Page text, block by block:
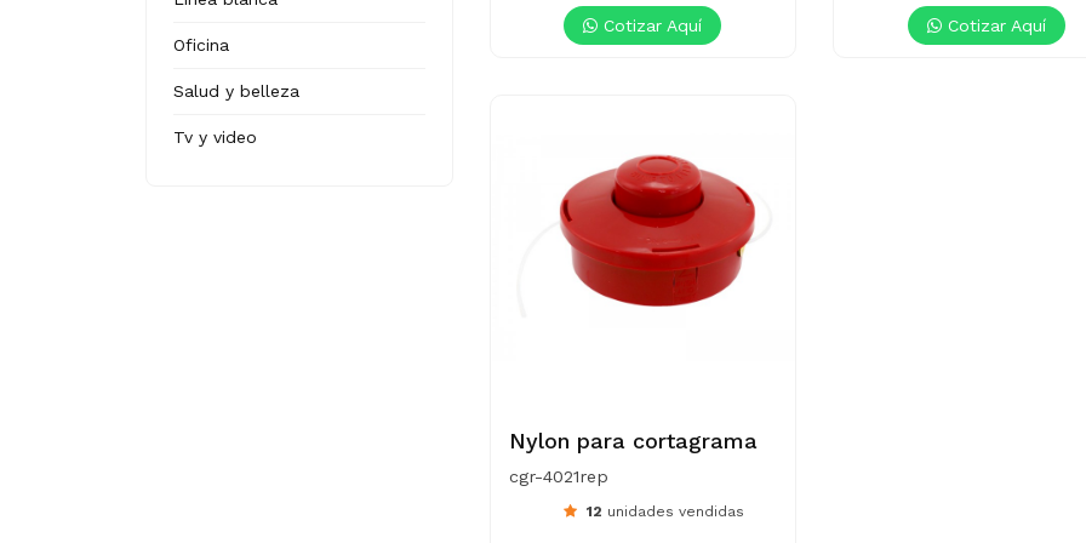
Oficina
Salud y belleza
Tv y video
Cotizar Aquí Cotizar Aquí
Nylon para cortagrama
cgr-4021rep
12 unidades vendidas